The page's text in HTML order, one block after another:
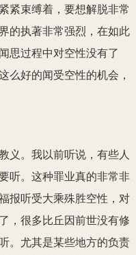
紧束缚着，要想解脱非常
的执著非常强烈，在如此
思过程中对空性没有了
么好的闻受空性的机会，
义。我以前听说，有些人
听。这种罪业真的非常非
报听受大乘殊胜空性，对
，很多比丘因前世没有修
。尤其是某些地方的负责